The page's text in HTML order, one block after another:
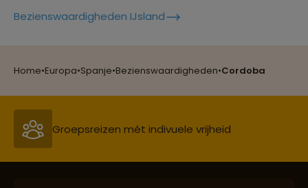
Home•Europa•Spanje•Bezienswaardigheden•Cordoba
Bezienswaardigheden IJsland
Reiszekerheid met Sawadee